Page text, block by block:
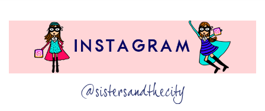
@sistersandthecity